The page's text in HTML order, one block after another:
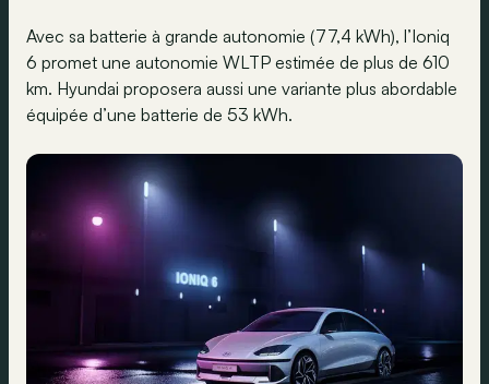
Avec sa batterie à grande autonomie (77,4 kWh), l’Ioniq
6 promet une autonomie WLTP estimée de plus de 610
km. Hyundai proposera aussi une variante plus abordable
équipée d’une batterie de 53 kWh.